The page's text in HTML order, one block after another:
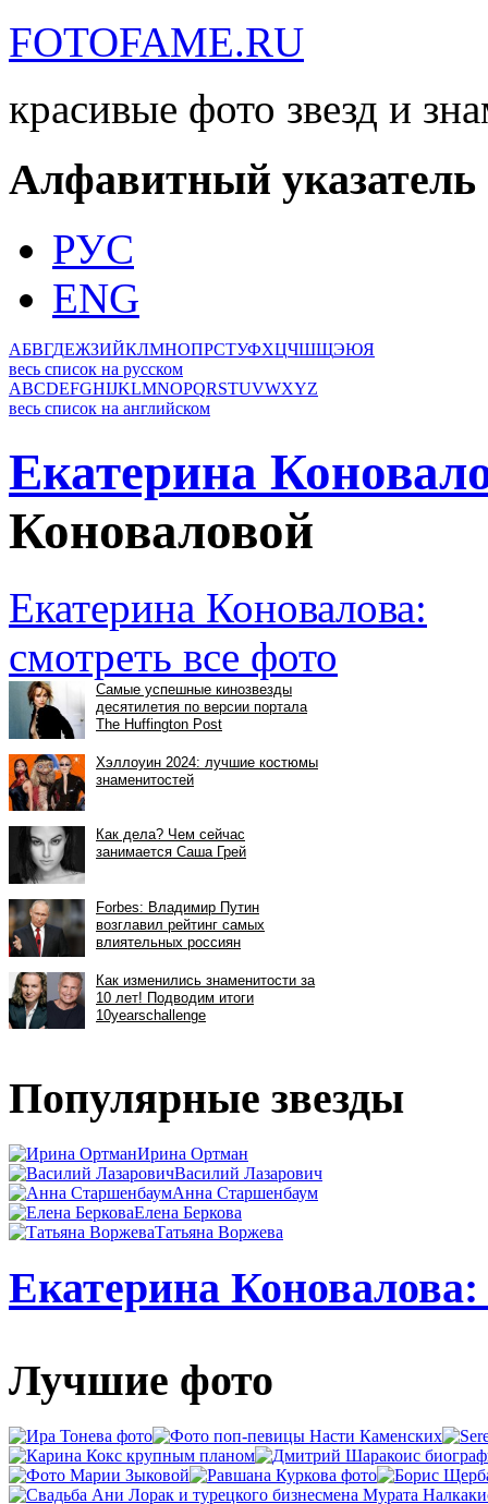
FOTOFAME.RU
красивые фото звезд и
Алфавитный указатель
РУС
ENG
АБВГДЕЖЗИЙКЛМНОПРСТУФХЦЧШЩЭЮЯ
весь список на русском
ABCDEFGHIJKLMNOPQRSTUVWXYZ
весь список на английском
Екатерина
Коноваловой
Екатерина Коновалова:
смотреть все фото
Популярные звезды
Ирина Ортман
Василий Лазарович
Анна Старшенбаум
Елена Беркова
Татьяна Воржева
Екатерина Коновалова:
Лучшие фото